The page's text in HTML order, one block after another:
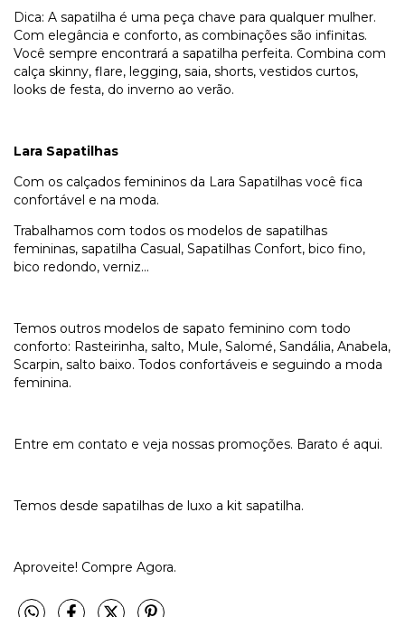
Dica: A sapatilha é uma peça chave para qualquer mulher.
Com elegância e conforto, as combinações são infinitas.
Você sempre encontrará a sapatilha perfeita. Combina com
calça skinny, flare, legging, saia, shorts, vestidos curtos,
looks de festa, do inverno ao verão.
Lara Sapatilhas
Com os calçados femininos da Lara Sapatilhas você fica
confortável e na moda.
Trabalhamos com todos os modelos de sapatilhas
femininas, sapatilha Casual, Sapatilhas Confort, bico fino,
bico redondo, verniz...
Temos outros modelos de sapato feminino com todo
conforto: Rasteirinha, salto, Mule, Salomé, Sandália, Anabela,
Scarpin, salto baixo. Todos confortáveis e seguindo a moda
feminina.
Entre em contato e veja nossas promoções. Barato é aqui.
Temos desde sapatilhas de luxo a kit sapatilha.
Aproveite! Compre Agora.